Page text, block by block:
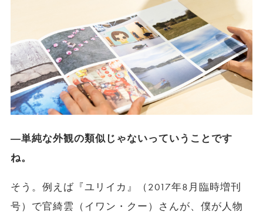
―単純な外観の類似じゃないっていうことです
ね。
そう。例えば『ユリイカ』（2017年8月臨時増刊
号）で官綺雲（イワン・クー）さんが、僕が人物